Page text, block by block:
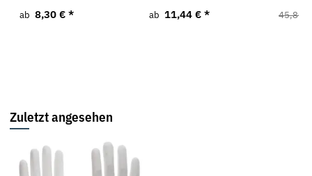
ab 8,30 € *
ab 11,44 € *
45,80 €
Zuletzt angesehen